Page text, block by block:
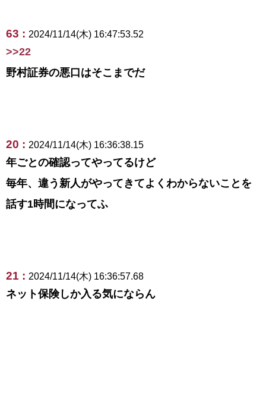
63 : 2024/11/14(木) 16:47:53.52
>>22
野村証券の悪口はそこまでだ
20 : 2024/11/14(木) 16:36:38.15
年ごとの確認ってやってるけど
毎年、違う新人がやってきてよくわからないことを
話す1時間になってふ
21 : 2024/11/14(木) 16:36:57.68
ネット保険しか入る気にならん